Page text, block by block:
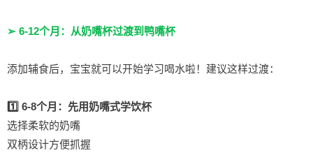
➢ 6-12个月：从奶嘴杯过渡到鸭嘴杯
添加辅食后，宝宝就可以开始学习喝水啦！建议这样过渡：
1️⃣ 6-8个月：先用奶嘴式学饮杯
选择柔软的奶嘴
双柄设计方便抓握